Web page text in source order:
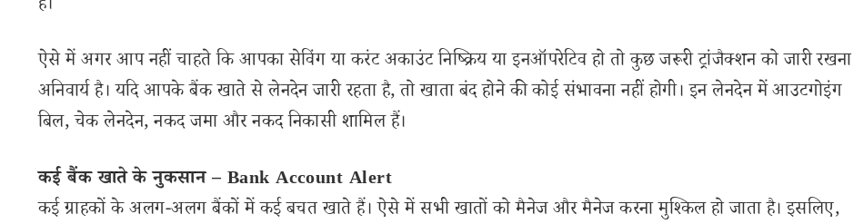
है।
ऐसे में अगर आप नहीं चाहते कि आपका सेविंग या करंट अकाउंट निष्क्रिय या इनऑपरेटिव हो तो कुछ जरूरी ट्रांजैक्शन को जारी रखना
अनिवार्य है। यदि आपके बैंक खाते से लेनदेन जारी रहता है, तो खाता बंद होने की कोई संभावना नहीं होगी। इन लेनदेन में आउटगोइंग
बिल, चेक लेनदेन, नकद जमा और नकद निकासी शामिल हैं।
कई बैंक खाते के नुकसान – Bank Account Alert
कई ग्राहकों के अलग-अलग बैंकों में कई बचत खाते हैं। ऐसे में सभी खातों को मैनेज और मैनेज करना मुश्किल हो जाता है। इसलिए,